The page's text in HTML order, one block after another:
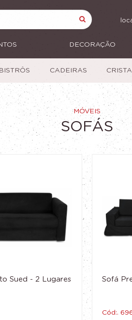
DECORAÇÃO
BISTRÔS CADEIRAS
MÓVEIS
SOFÁS
Sued - 2 Lugares Sofá
Cód:.